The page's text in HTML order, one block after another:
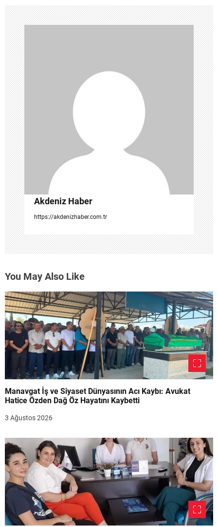
g
e
z
i
n
m
e
s
i
Akdeniz Haber
https://akdenizhaber.com.tr
You May Also Like
Manavgat İş ve Siyaset Dünyasının Acı Kaybı: Avukat
Hatice Özden Dağ Öz Hayatını Kaybetti
3 Ağustos 2026